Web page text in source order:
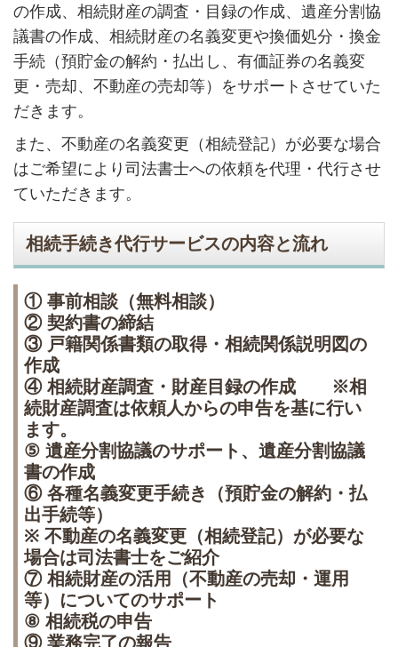
の作成、相続財産の調査・目録の作成、遺産分割協
議書の作成、相続財産の名義変更や換価処分・換金
手続（預貯金の解約・払出し、有価証券の名義変
更・売却、不動産の売却等）をサポートさせていた
だきます。
また、不動産の名義変更（相続登記）が必要な場合
はご希望により司法書士への依頼を代理・代行させ
ていただきます。
相続手続き代行サービスの内容と流れ
① 事前相談（無料相談）
② 契約書の締結
③ 戸籍関係書類の取得・相続関係説明図の
作成
④ 相続財産調査・財産目録の作成 ※相
続財産調査は依頼人からの申告を基に行い
ます。
⑤ 遺産分割協議のサポート、遺産分割協議
書の作成
⑥ 各種名義変更手続き（預貯金の解約・払
出手続等）
※ 不動産の名義変更（相続登記）が必要な
場合は司法書士をご紹介
⑦ 相続財産の活用（不動産の売却・運用
等）についてのサポート
⑧ 相続税の申告
⑨ 業務完了の報告